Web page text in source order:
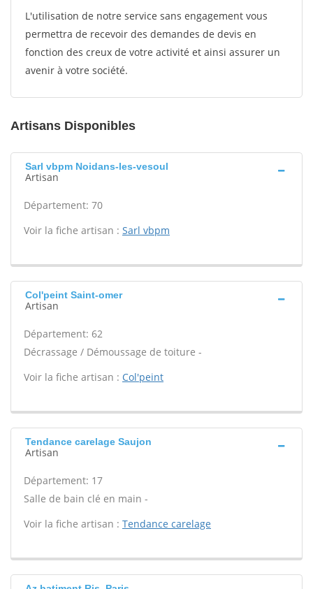
L'utilisation de notre service sans engagement vous
permettra de recevoir des demandes de devis en
fonction des creux de votre activité et ainsi assurer un
avenir à votre société.
Artisans Disponibles
Sarl vbpm Noidans-les-vesoul
Artisan
Département: 70
Voir la fiche artisan : Sarl vbpm
Col'peint Saint-omer
Artisan
Département: 62
Décrassage / Démoussage de toiture -
Voir la fiche artisan : Col'peint
Tendance carelage Saujon
Artisan
Département: 17
Salle de bain clé en main -
Voir la fiche artisan : Tendance carelage